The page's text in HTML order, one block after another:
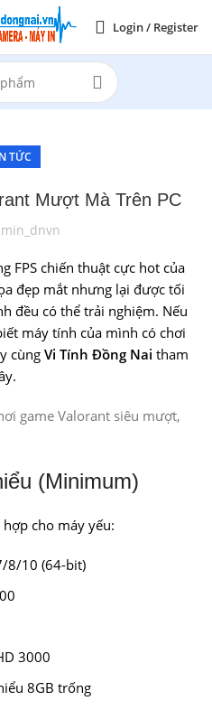
Login / Register
TỨC
Mượt Mà Trên PC
FPS chiến thuật cực hot của
đẹp mắt nhưng lại được tối
đều có thể trải nghiệm. Nếu
máy tính của mình có chơi
cùng Vi Tính Đồng Nai tham
(Minimum)
hợp cho máy yếu:
8/10 (64-bit)
3000
8GB trống